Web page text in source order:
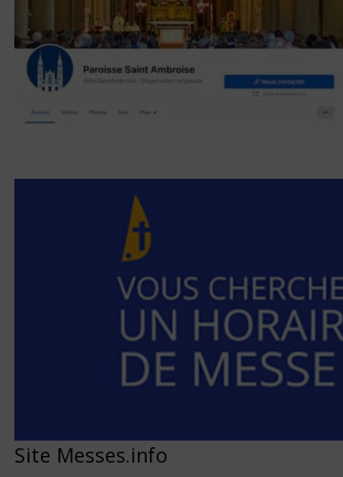
Site Messes.info